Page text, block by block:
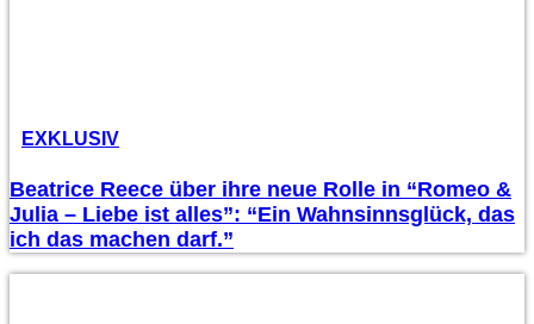
EXKLUSIV
Beatrice Reece über ihre neue Rolle in “Romeo &
Julia – Liebe ist alles”: “Ein Wahnsinnsglück, das
ich das machen darf.”